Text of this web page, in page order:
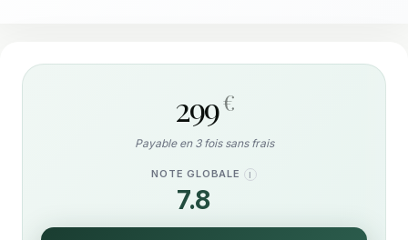
299€
Payable en 3 fois sans frais
NOTE GLOBALE I
7.8/10